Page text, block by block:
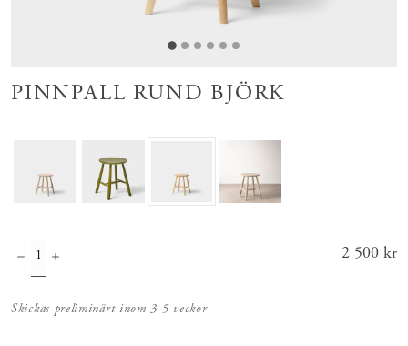
PINNPALL RUND BJÖRK
Pris:
2 500 kr
Skickas preliminärt inom 3-5 veckor